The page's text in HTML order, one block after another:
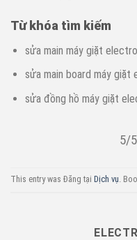
Từ khóa tìm kiếm
sửa main máy giặt
sửa main board máy giặt
sửa đồng hồ máy giặt
5/
This entry was Đăng tại Dịch vụ.